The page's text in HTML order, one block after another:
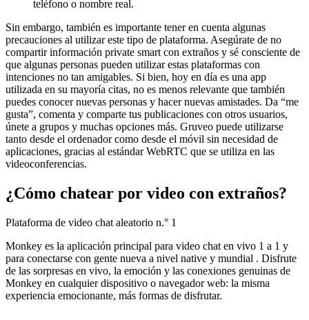
teléfono o nombre real.
Sin embargo, también es importante tener en cuenta algunas
precauciones al utilizar este tipo de plataforma. Asegúrate de no
compartir información private smart con extraños y sé consciente de
que algunas personas pueden utilizar estas plataformas con
intenciones no tan amigables. Si bien, hoy en día es una app
utilizada en su mayoría citas, no es menos relevante que también
puedes conocer nuevas personas y hacer nuevas amistades. Da “me
gusta”, comenta y comparte tus publicaciones con otros usuarios,
únete a grupos y muchas opciones más. Gruveo puede utilizarse
tanto desde el ordenador como desde el móvil sin necesidad de
aplicaciones, gracias al estándar WebRTC que se utiliza en las
videoconferencias.
¿Cómo chatear por video con extraños?
Plataforma de video chat aleatorio n.° 1
Monkey es la aplicación principal para video chat en vivo 1 a 1 y
para conectarse con gente nueva a nivel native y mundial . Disfrute
de las sorpresas en vivo, la emoción y las conexiones genuinas de
Monkey en cualquier dispositivo o navegador web: la misma
experiencia emocionante, más formas de disfrutar.